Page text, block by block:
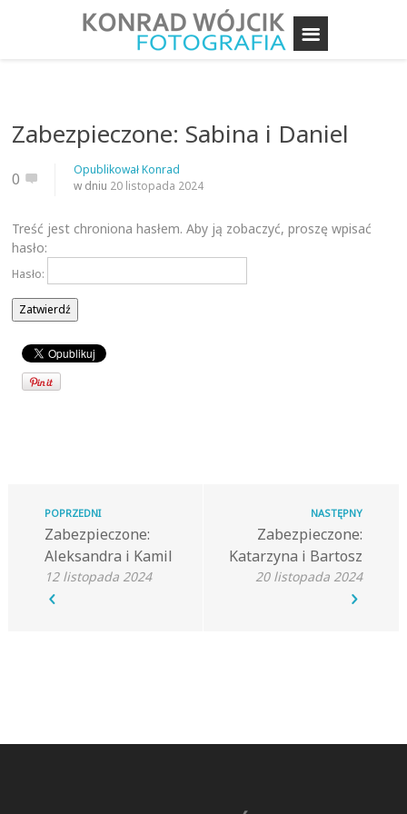
Zabezpieczone: Sabina i Daniel
0 OpublikowałKonrad
w dniu 20 listopada 2024
Treść jest chroniona hasłem. Aby ją zobaczyć, proszę wpisać
hasło:
Hasło:
POPRZEDNI
Zabezpieczone:
Aleksandra i Kamil
12 listopada 2024
NASTĘPNY
Zabezpieczone:
Katarzyna i Bartosz
20 listopada 2024